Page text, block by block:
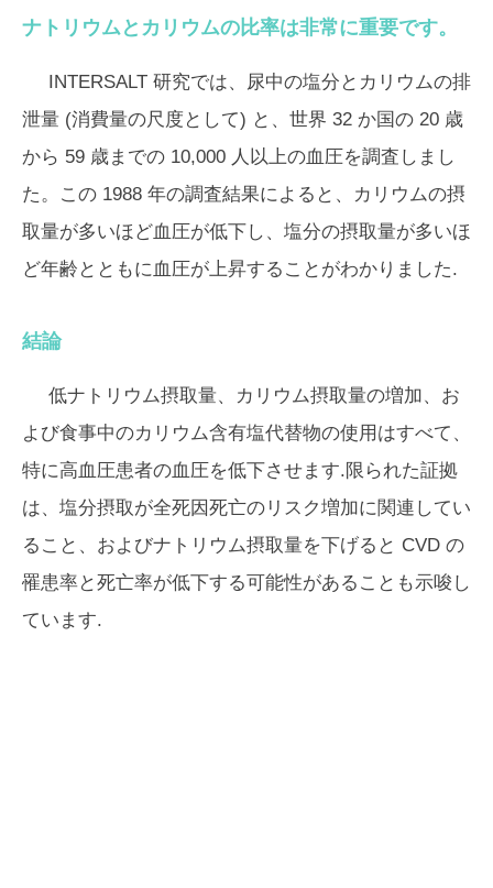
ナトリウムとカリウムの比率は非常に重要です。
INTERSALT 研究では、尿中の塩分とカリウムの排
泄量 (消費量の尺度として) と、世界 32 か国の 20 歳
から 59 歳までの 10,000 人以上の血圧を調査しまし
た。この 1988 年の調査結果によると、カリウムの摂
取量が多いほど血圧が低下し、塩分の摂取量が多いほ
ど年齢とともに血圧が上昇することがわかりました.
結論
低ナトリウム摂取量、カリウム摂取量の増加、お
よび食事中のカリウム含有塩代替物の使用はすべて、
特に高血圧患者の血圧を低下させます.限られた証拠
は、塩分摂取が全死因死亡のリスク増加に関連してい
ること、およびナトリウム摂取量を下げると CVD の
罹患率と死亡率が低下する可能性があることも示唆し
ています.